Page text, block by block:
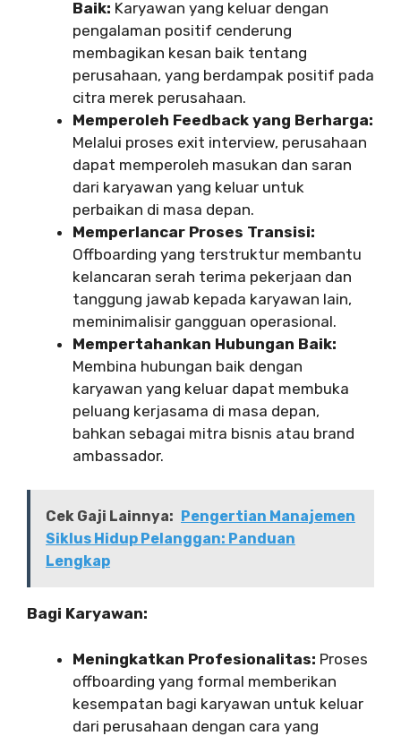
Baik: Karyawan yang keluar dengan
pengalaman positif cenderung
membagikan kesan baik tentang
perusahaan, yang berdampak positif pada
citra merek perusahaan.
Memperoleh Feedback yang Berharga:
Melalui proses exit interview, perusahaan
dapat memperoleh masukan dan saran
dari karyawan yang keluar untuk
perbaikan di masa depan.
Memperlancar Proses Transisi:
Offboarding yang terstruktur membantu
kelancaran serah terima pekerjaan dan
tanggung jawab kepada karyawan lain,
meminimalisir gangguan operasional.
Mempertahankan Hubungan Baik:
Membina hubungan baik dengan
karyawan yang keluar dapat membuka
peluang kerjasama di masa depan,
bahkan sebagai mitra bisnis atau brand
ambassador.
Cek Gaji Lainnya:
Pengertian Manajemen
Siklus Hidup Pelanggan: Panduan
Lengkap
Bagi Karyawan:
Meningkatkan Profesionalitas: Proses
offboarding yang formal memberikan
kesempatan bagi karyawan untuk keluar
dari perusahaan dengan cara yang